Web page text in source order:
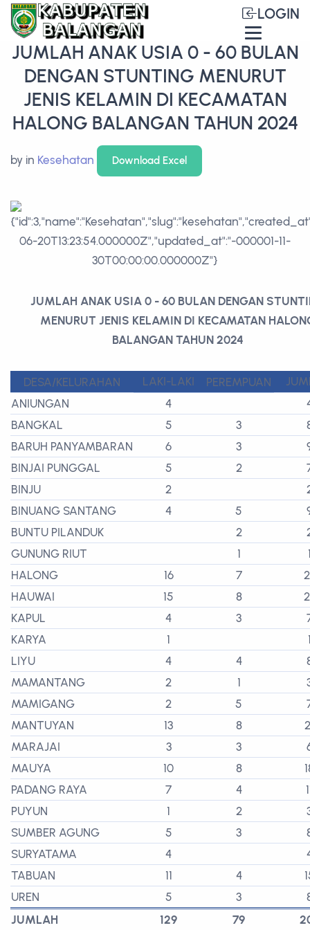
LOGIN
JUMLAH ANAK USIA 0 - 60 BULAN
DENGAN STUNTING MENURUT
JENIS KELAMIN DI KECAMATAN
HALONG BALANGAN TAHUN 2024
by in Kesehatan Download Excel
JUMLAH ANAK USIA 0 - 60 BULAN DENGAN
MENURUT JENIS KELAMIN DI KECAMATAN
BALANGAN TAHUN 2024
DESA/KELURAHAN LAKI-LAKI PEREMPUAN
ANIUNGAN
4
BANGKAL
5 3
BARUH PANYAMBARAN
6 3
BINJAI PUNGGAL
5 2
BINJU
2
BINUANG SANTANG
4 5
BUNTU PILANDUK
2
GUNUNG RIUT
1
HALONG
16 7
HAUWAI
15 8
KAPUL
4 3
KARYA
1
LIYU
4 4
MAMANTANG
2 1
MAMIGANG
2 5
MANTUYAN
13 8
MARAJAI
3 3
MAUYA
10 8
PADANG RAYA
7 4
PUYUN
1 2
SUMBER AGUNG
5 3
SURYATAMA
4
TABUAN
11 4
UREN
5 3
JUMLAH
129 79